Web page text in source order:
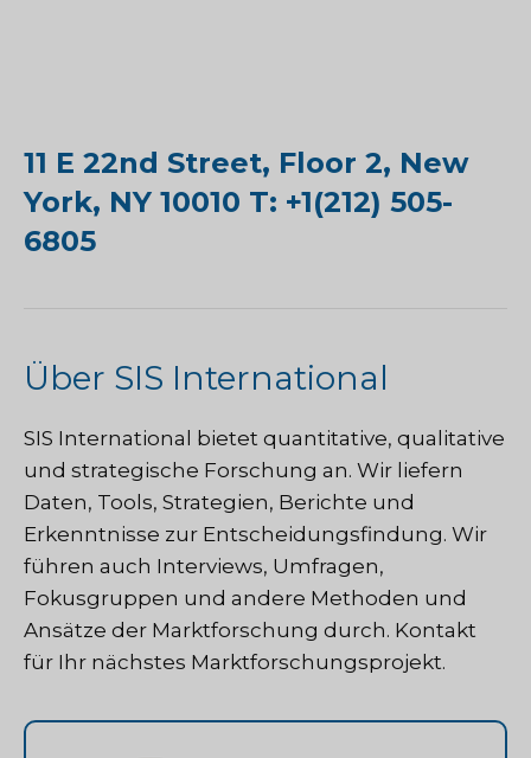
11 E 22nd Street, Floor 2, New
York, NY 10010 T: +1(212) 505-
6805
Über SIS International
SIS International bietet quantitative, qualitative
und strategische Forschung an. Wir liefern
Daten, Tools, Strategien, Berichte und
Erkenntnisse zur Entscheidungsfindung. Wir
führen auch Interviews, Umfragen,
Fokusgruppen und andere Methoden und
Ansätze der Marktforschung durch. Kontakt
für Ihr nächstes Marktforschungsprojekt.